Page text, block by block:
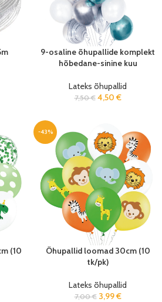
9-osaline õhupallide komplekt
hõbedane-sinine kuu
Lateks õhupallid
7,50€ 4,50 €
(10
-43%
Õhupallid loomad 30cm (10
tk/pk)
Lateks õhupallid
7,00€ 3,99€